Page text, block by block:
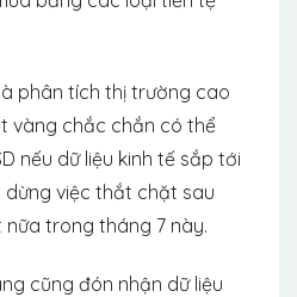
phân tích thị trường cao
vàng chắc chắn có thể
nếu dữ liệu kinh tế sắp tới
việc thắt chặt sau
trong tháng 7 này.
cũng đón nhận dữ liệu